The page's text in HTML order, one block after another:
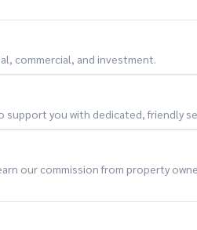
commercial, and investment.
support you with dedicated, friendly
our commission from property